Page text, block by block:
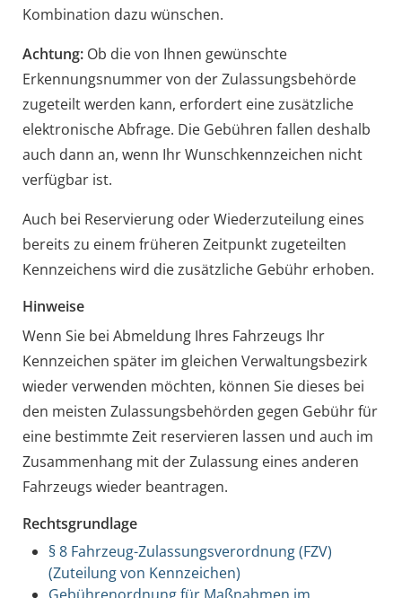
Kombination dazu wünschen.
Achtung:Ob die von Ihnen gewünschte
Erkennungsnummer von der Zulassungsbehörde
zugeteilt werden kann, erfordert eine zusätzliche
elektronische Abfrage. Die Gebühren fallen deshalb
auch dann an, wenn Ihr Wunschkennzeichen nicht
verfügbar ist.
Auch bei Reservierung oder Wiederzuteilung eines
bereits zu einem früheren Zeitpunkt zugeteilten
Kennzeichens wird die zusätzliche Gebühr erhoben.
Hinweise
Wenn Sie bei Abmeldung Ihres Fahrzeugs Ihr
Kennzeichen später im gleichen Verwaltungsbezirk
wieder verwenden möchten, können Sie dieses bei
den meisten Zulassungsbehörden gegen Gebühr für
eine bestimmte Zeit reservieren lassen und auch im
Zusammenhang mit der Zulassung eines anderen
Fahrzeugs wieder beantragen.
Rechtsgrundlage
§ 8 Fahrzeug-Zulassungsverordnung (FZV)
(Zuteilung von Kennzeichen)